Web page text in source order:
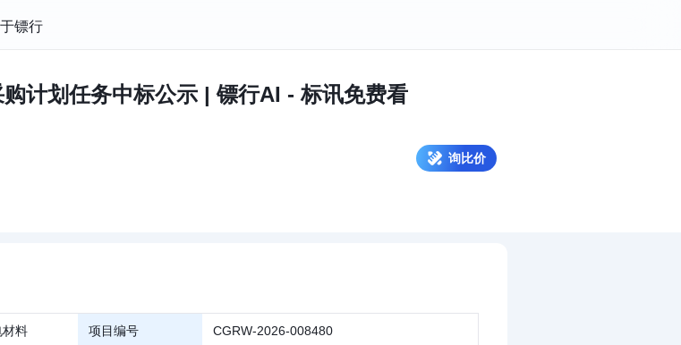
镖行
计划任务中标公示 | 镖行AI - 标讯免费看
询比价
材料 项目编号 CGRW-2026-008480